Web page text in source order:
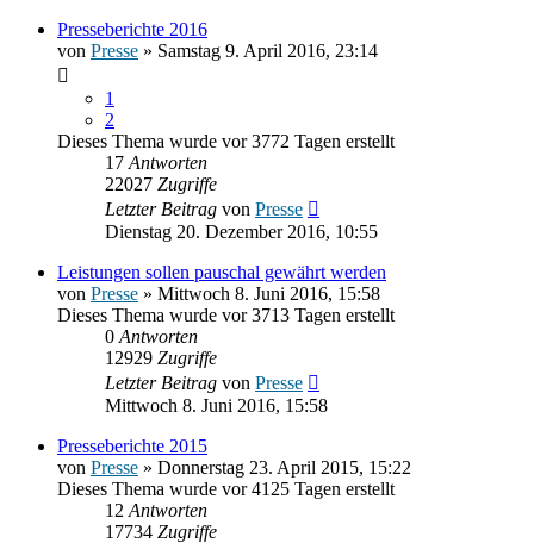
Presseberichte 2016
von Presse » Samstag 9. April 2016, 23:14
1
2
Dieses Thema wurde vor 3772 Tagen erstellt
17 Antworten
22027 Zugriffe
Letzter Beitrag von Presse
Dienstag 20. Dezember 2016, 10:55
Leistungen sollen pauschal gewährt werden
von Presse » Mittwoch 8. Juni 2016, 15:58
Dieses Thema wurde vor 3713 Tagen erstellt
0 Antworten
12929 Zugriffe
Letzter Beitrag von Presse
Mittwoch 8. Juni 2016, 15:58
Presseberichte 2015
von Presse » Donnerstag 23. April 2015, 15:22
Dieses Thema wurde vor 4125 Tagen erstellt
12 Antworten
17734 Zugriffe